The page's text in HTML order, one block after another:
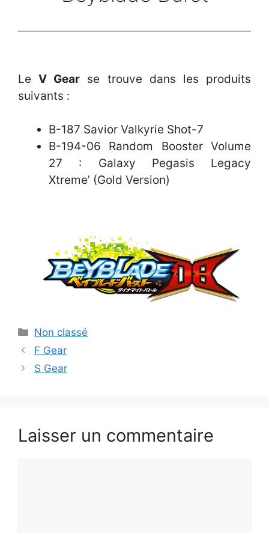
LeV Gear se trouve dans les produits
suivants :
B-187 Savior Valkyrie Shot-7
B-194-06 Random Booster Volume
27 : Galaxy Pegasis Legacy
Xtreme’ (Gold Version)
Catégories
Non classé
F Gear
S Gear
Laisser un commentaire